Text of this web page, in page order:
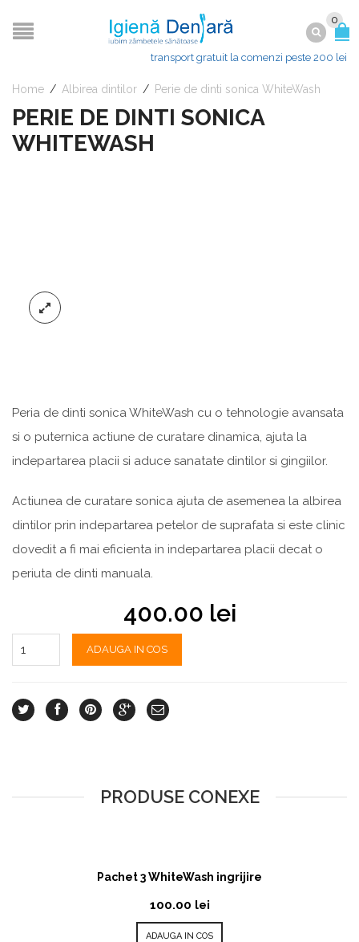
0
transport gratuit la comenzi peste 200 lei
Home / Albirea dintilor / Perie de dinti sonica WhiteWash
PERIE DE DINTI SONICA
WHITEWASH
Peria de dinti sonica WhiteWash cu o tehnologie avansata
si o puternica actiune de curatare dinamica, ajuta la
indepartarea placii si aduce sanatate dintilor si gingiilor.
Actiunea de curatare sonica ajuta de asemenea la albirea
dintilor prin indepartarea petelor de suprafata si este clinic
dovedit a fi mai eficienta in indepartarea placii decat o
periuta de dinti manuala.
400.00 lei
ADAUGA IN COS
PRODUSE CONEXE
Pachet 3 WhiteWash ingrijire
100.00 lei
ADAUGA IN COS